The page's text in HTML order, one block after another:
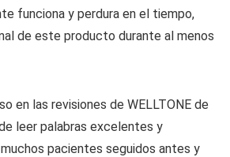
funciona y perdura en el tiempo,
de este producto durante al menos
en las revisiones de WELLTONE de
leer palabras excelentes y
pacientes seguidos antes y